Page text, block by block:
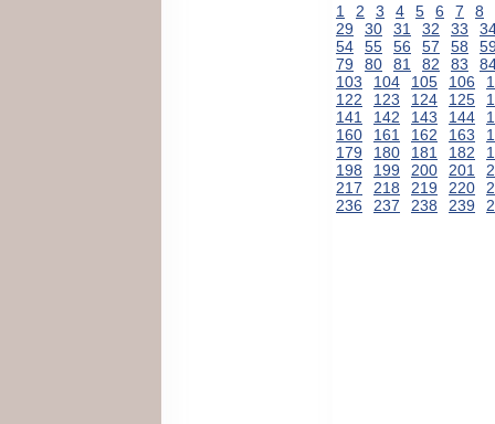
1 2 3 4 5 6 7
8
29
30 31 32 33
54
55 56 57 58
79
80 81 82 83
103
104 105 106
122
123 124 125
141
142 143 144
160
161 162 163
179
180 181 182
198
199 200 201
217
218 219 220
236
237 238 239